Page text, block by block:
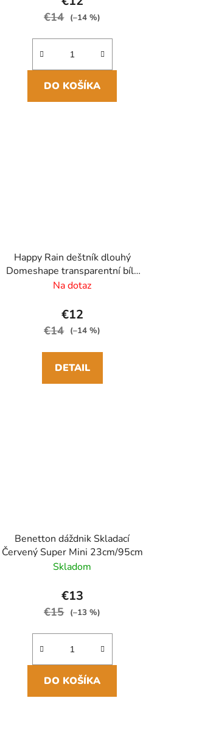
€14 (–14 %)
DO KOŠÍKA
Happy Rain deštník dlouhý
Domeshape transparentní bílý
84cm/90cm
Na dotaz
€12
€14 (–14 %)
DETAIL
Benetton dáždnik Skladací
Červený Super Mini 23cm/95cm
Skladom
€13
€15 (–13 %)
DO KOŠÍKA